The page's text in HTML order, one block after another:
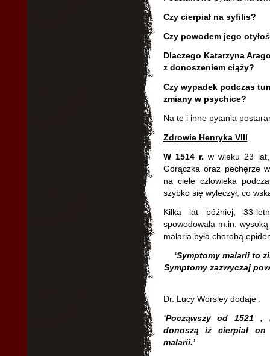
Czy cierpiał na syfilis?
Czy powodem jego
Dlaczego Katarzyna
z donoszeniem ciąży?
Czy wypadek podczas
zmiany w psychice?
Na te i inne pytania
Zdrowie Henryka VIII
W 1514 r. w wieku 23
Gorączka oraz pechęrze
na ciele człowieka
szybko się wyleczył, co
Kilka lat później, 33-
spowodowała m.in.
malaria była chorobą
‘Symptomy malarii to
Symptomy zazwyczaj
Dr. Lucy Worsley dodaje :
‘Począwszy od 1521
donoszą iż cierpiał
malarii.’